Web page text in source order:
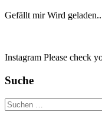
Gefällt mir Wird
Instagram Please check
Suche
Suchen
nach: